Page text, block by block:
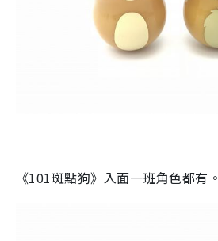
《101斑點狗》入面一班角色都有。